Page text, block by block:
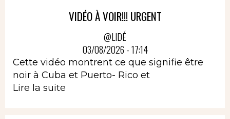
VIDÉO À VOIR!!! URGENT
@LIDÉ
03/08/2026 - 17:14
Cette vidéo montrent ce que signifie être
noir à Cuba et Puerto- Rico et
Lire la suite